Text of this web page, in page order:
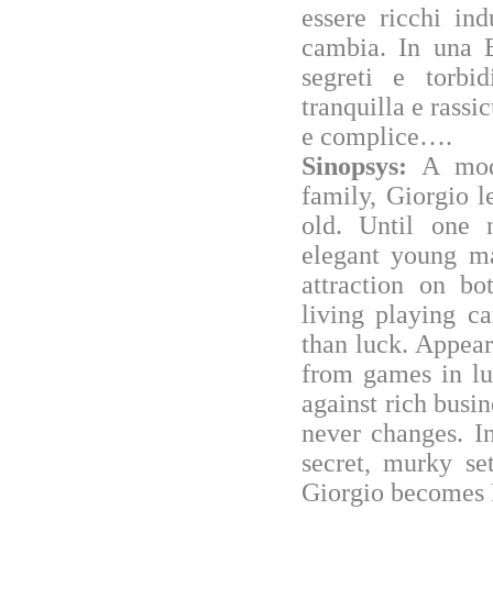
essere ricchi
cambia. In una
segreti e
tranquilla e
e complice….
Sinopsys: A
family, Giorgio
old. Until one
elegant young
attraction on
living playing
than luck.
from games in
against rich
never changes.
secret, murky
Giorgio